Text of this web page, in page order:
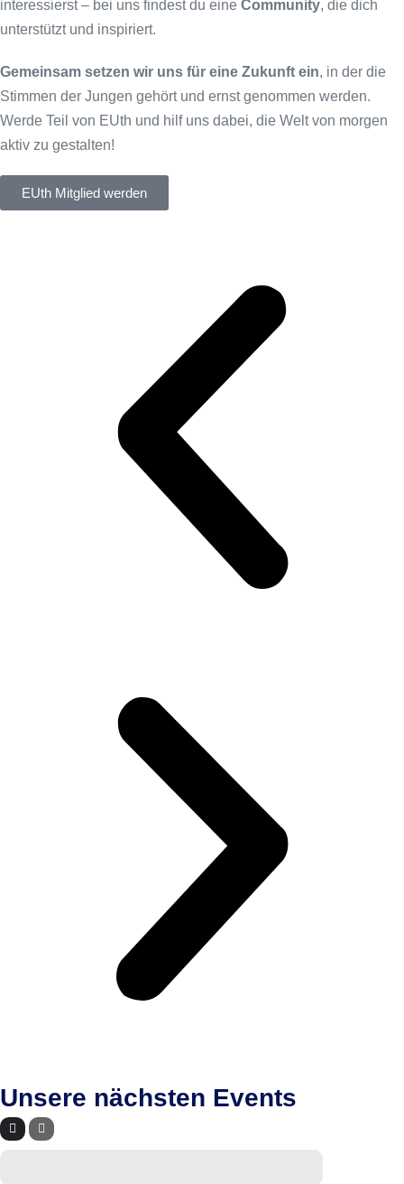
interessierst – bei uns findest du eine Community, die dich
unterstützt und inspiriert.
Gemeinsam setzen wir uns für eine Zukunft ein, in der die
Stimmen der Jungen gehört und ernst genommen werden.
Werde Teil von EUth und hilf uns dabei, die Welt von morgen
aktiv zu gestalten!
EUth Mitglied werden
Unsere nächsten Events